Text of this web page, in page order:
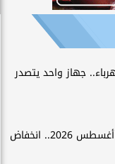
جهاز واحد يتصدر
الطقس غدًا السبت 8 أغسطس 2026.. انخفاض